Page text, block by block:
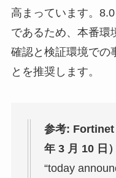
高まっています。
であるため、本番環
確認と検証環境での
とを推奨します。
参考: Fortinet
年 3 月 10 日）
“today